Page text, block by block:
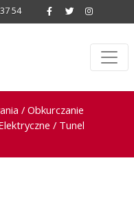
54
/ Obkurczanie
/ Tunel